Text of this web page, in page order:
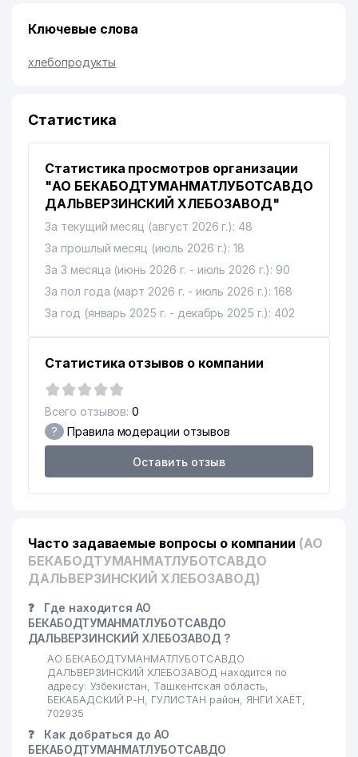
Ключевые слова
хлебопродукты
Статистика
Статистика просмотров организации
"АО БЕКАБОДТУМАНМАТЛУБОТСАВДО
ДАЛЬВЕРЗИНСКИЙ ХЛЕБОЗАВОД"
За текущий месяц (август 2026 г.): 48
За прошлый месяц (июль 2026 г.): 18
За 3 месяца (июнь 2026 г. - июль 2026 г.): 90
За пол года (март 2026 г. - июль 2026 г.): 168
За год (январь 2025 г. - декабрь 2025 г.): 402
Статистика отзывов о компании
Всего отзывов: 0
? Правила модерации отзывов
Оставить отзыв
Часто задаваемые вопросы о компании (АО
БЕКАБОДТУМАНМАТЛУБОТСАВДО
ДАЛЬВЕРЗИНСКИЙ ХЛЕБОЗАВОД)
❓
Где находится АО
БЕКАБОДТУМАНМАТЛУБОТСАВДО
ДАЛЬВЕРЗИНСКИЙ ХЛЕБОЗАВОД ?
АО БЕКАБОДТУМАНМАТЛУБОТСАВДО
ДАЛЬВЕРЗИНСКИЙ ХЛЕБОЗАВОД находится по
адресу: Узбекистан, Ташкентская область,
БЕКАБАДСКИЙ Р-Н, ГУЛИСТАН район, ЯНГИ ХАЁТ,
702935
❓
Как добраться до АО
БЕКАБОДТУМАНМАТЛУБОТСАВДО